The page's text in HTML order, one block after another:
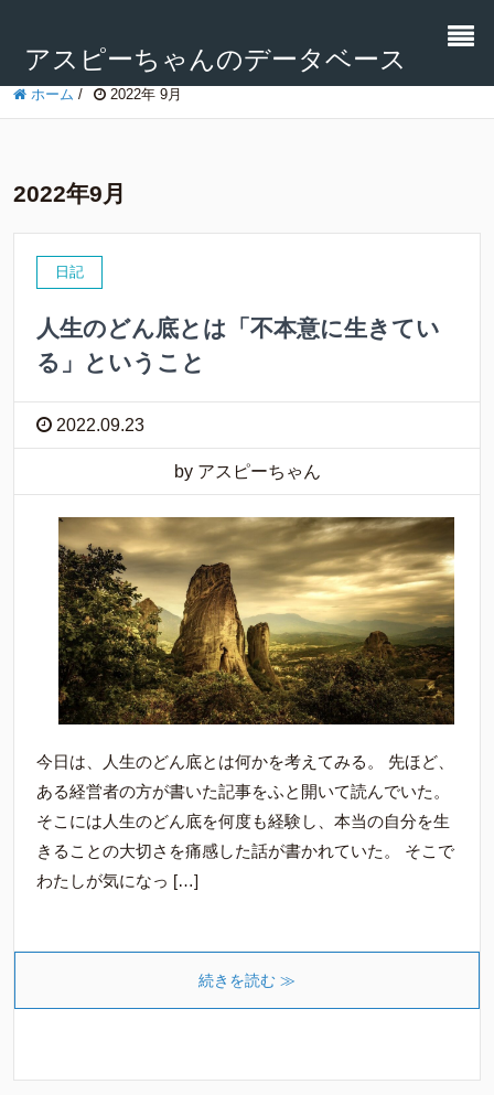
アスピーちゃんのデータベース
ホーム / 2022年 9月
2022年9月
日記
人生のどん底とは「不本意に生きてい
る」ということ
2022.09.23
by アスピーちゃん
今日は、人生のどん底とは何かを考えてみる。 先ほど、
ある経営者の方が書いた記事をふと開いて読んでいた。
そこには人生のどん底を何度も経験し、本当の自分を生
きることの大切さを痛感した話が書かれていた。 そこで
わたしが気になっ […]
続きを読む ≫